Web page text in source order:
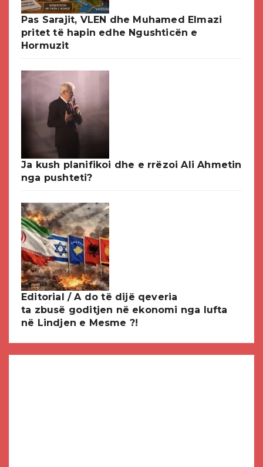
Pas Sarajit, VLEN dhe Muhamed Elmazi
pritet të hapin edhe Ngushticën e
Hormuzit
Ja kush planifikoi dhe e rrëzoi Ali Ahmetin
nga pushteti?
Editorial / A do të dijë qeveria
ta zbusë goditjen në ekonomi nga lufta
në Lindjen e Mesme ?!